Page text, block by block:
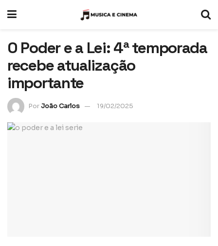
O Poder e a Lei: 4ª temporada
recebe atualização
importante
PorJoão Carlos 19/02/2025